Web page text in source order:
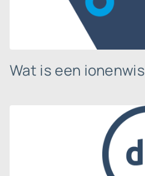
Wat is een